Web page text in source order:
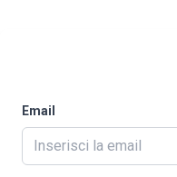
Email